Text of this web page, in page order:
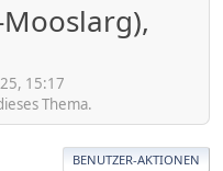
15:17
Thema.
BENUTZER-AKTIONEN